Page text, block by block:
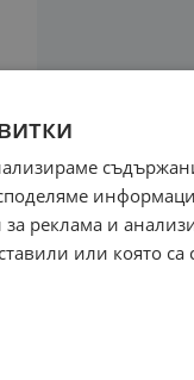
реклама и
или която